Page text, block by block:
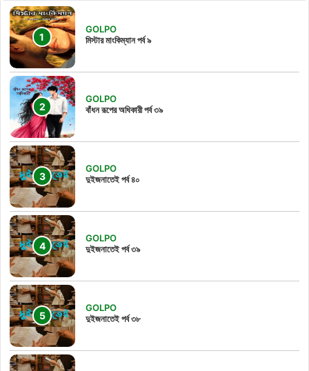
GOLPO
মিস্টার মাংকিম্যান পর্ব ৯
GOLPO
বাঁধন রূপের অধিকারী পর্ব ৩৯
GOLPO
দুইজনাতেই পর্ব ৪০
GOLPO
দুইজনাতেই পর্ব ৩৯
GOLPO
দুইজনাতেই পর্ব ৩৮